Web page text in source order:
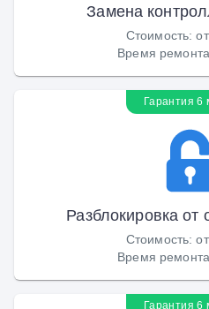
Замена
Стоимость:
Время ремонта
Гарантия 6
Разблокировка от
Стоимость:
Время ремонта
Гарантия 6